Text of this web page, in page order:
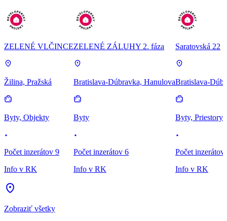
ZELENÉ VLČINCE
Žilina, Pražská
Byty, Objekty
Počet inzerátov 9
Info v RK
ZELENÉ ZÁLUHY 2. fáza
Bratislava-Dúbravka, Hanulova
Byty
Počet inzerátov 6
Info v RK
Saratovská 22
Bratislava-
Byty, Priestory
Počet inzerátov
Info v RK
Zobraziť všetky